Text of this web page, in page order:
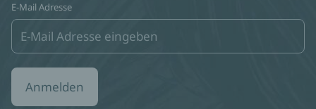
E-Mail Adresse
Anmelden